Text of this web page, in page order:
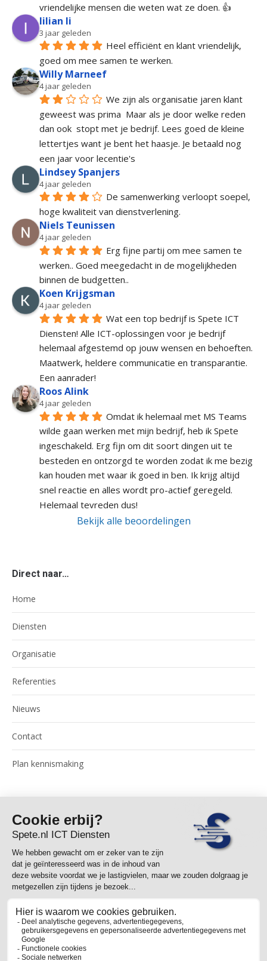
vriendelijke mensen die weten wat ze doen. 👍
lilian li
3 jaar geleden
Heel efficiënt en klant vriendelijk,
goed om mee samen te werken.
Willy Marneef
4 jaar geleden
We zijn als organisatie jaren klant
geweest was prima  Maar als je door welke reden
dan ook  stopt met je bedrijf. Lees goed de kleine
lettertjes want je bent het haasje. Je betaald nog
een jaar voor lecentie's
Lindsey Spanjers
4 jaar geleden
De samenwerking verloopt soepel,
hoge kwaliteit van dienstverlening.
Niels Teunissen
4 jaar geleden
Erg fijne partij om mee samen te
werken.. Goed meegedacht in de mogelijkheden
binnen de budgetten..
Koen Krijgsman
4 jaar geleden
Wat een top bedrijf is Spete ICT
Diensten! Alle ICT-oplossingen voor je bedrijf
helemaal afgestemd op jouw wensen en behoeften.
Maatwerk, heldere communicatie en transparantie.
Een aanrader!
Roos Alink
4 jaar geleden
Omdat ik helemaal met MS Teams
wilde gaan werken met mijn bedrijf, heb ik Spete
ingeschakeld. Erg fijn om dit soort dingen uit te
besteden en ontzorgd te worden zodat ik me bezig
kan houden met waar ik goed in ben. Ik krijg altijd
snel reactie en alles wordt pro-actief geregeld.
Helemaal tevreden dus!
Bekijk alle beoordelingen
Direct naar…
Home
Diensten
Organisatie
Referenties
Nieuws
Contact
Plan kennismaking